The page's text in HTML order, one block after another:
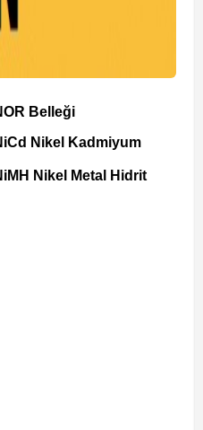
Belleği
Nikel Kadmiyum
Nikel Metal Hidrit